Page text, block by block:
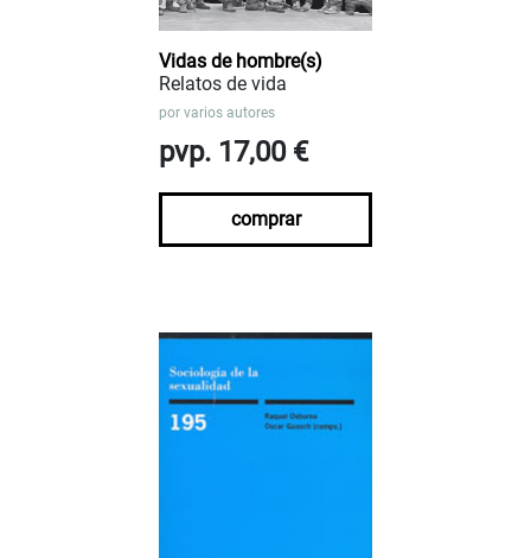
Vidas de hombre(s)
Relatos de vida
por varios autores
pvp. 17,00 €
comprar